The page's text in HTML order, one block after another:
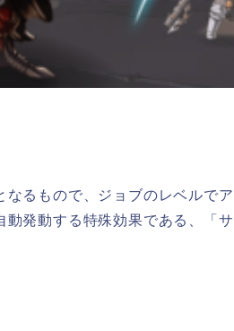
なるもので、ジョブのレベルで
動発動する特殊効果である、「